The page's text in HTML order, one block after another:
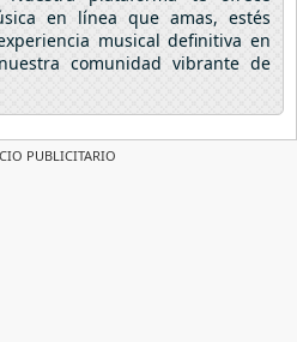
en línea que amas, estés
musical definitiva en
comunidad vibrante de
PUBLICITARIO